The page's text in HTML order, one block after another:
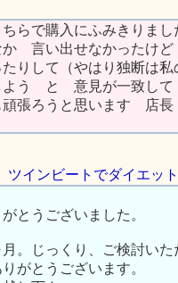
らで購入にふみきりまし
言い出せなかったけど
りして（やはり独断は
う と 意見が一致して
張ろうと思います 店
ツインビートでダイエット
とうございました。
。じっくり、ご検討い
がとうございます。